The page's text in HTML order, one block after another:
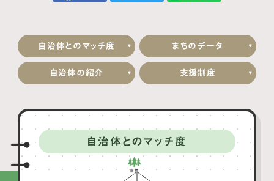
自治体とのマッチ度 まちのデータ
自治体の紹介 支援制度
自治体とのマッチ度